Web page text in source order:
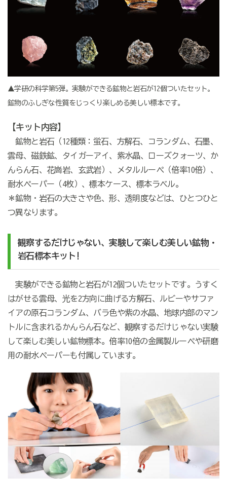
▲学研の科学第5弾。実験ができる鉱物と岩石が12個ついたセット。
鉱物のふしぎな性質をじっくり楽しめる美しい標本です。
【キット内容】
鉱物と岩石（12種類：蛍石、方解石、コランダム、石墨、
雲母、磁鉄鉱、タイガーアイ、紫水晶、ローズクォーツ、か
んらん石、花崗岩、玄武岩）、メタルルーペ（倍率10倍）、
耐水ペーパー（4枚）、標本ケース、標本ラベル。
＊鉱物・岩石の大きさや色、形、透明度などは、ひとつひと
つ異なります。
観察するだけじゃない、実験して楽しむ美しい鉱物・
岩石標本キット!
実験ができる鉱物と岩石が12個ついたセットです。うすく
はがせる雲母、光を2方向に曲げる方解石、ルビーやサファ
イアの原石コランダム、バラ色や紫の水晶、地球内部のマン
トルに含まれるかんらん石など、観察するだけじゃない実験
して楽しむ美しい鉱物標本。倍率10倍の金属製ルーペや研磨
用の耐水ペーパーも付属しています。